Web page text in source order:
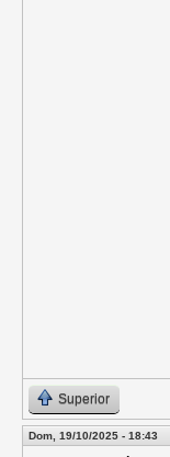
Superior
Dom, 19/10/2025 - 18:43